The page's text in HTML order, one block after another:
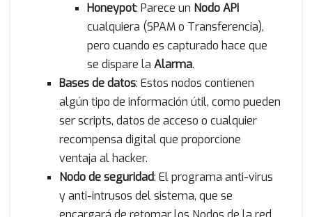
Honeypot: Parece un Nodo API
cualquiera (SPAM o Transferencia),
pero cuando es capturado hace que
se dispare la Alarma.
Bases de datos: Estos nodos contienen
algún tipo de información útil, como pueden
ser scripts, datos de acceso o cualquier
recompensa digital que proporcione
ventaja al hacker.
Nodo de seguridad: El programa anti-virus
y anti-intrusos del sistema, que se